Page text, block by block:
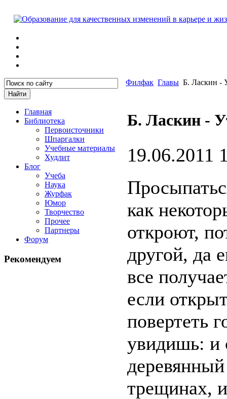
Главная
Библиотека
Первоисточники
Шпаргалки
Учебные материалы
Худлит
Блог
Учеба
Наука
Журфак
Юмор
Творчество
Прочее
Партнеры
Форум
Рекомендуем
Филфак Главы Б. Ласкин -
Б. Ласкин -
19.06.2011
как
откроют,
другой, да
все
если
повертеть
увидишь: и
трещинах,